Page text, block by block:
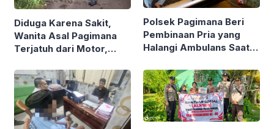
Diduga Karena Sakit,
Wanita Asal Pagimana
Terjatuh dari Motor,
Korban
Polsek Pagimana Beri
Pembinaan Pria yang
Halangi Ambulans Saat